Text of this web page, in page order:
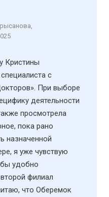
Кристины
с
При выборе
деятельности
просмотрела
пока рано
назначенной
я уже чувствую
удобно
филиал
что Оберемок